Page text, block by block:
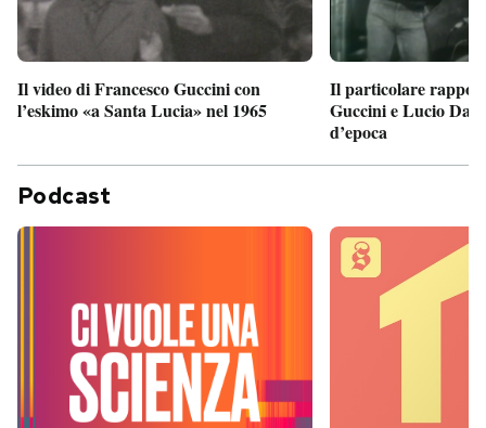
Il video di Francesco Guccini con
l’eskimo «a Santa Lucia» nel 1965
Il particolare
Guccini e Lucio
d’epoca
Podcast